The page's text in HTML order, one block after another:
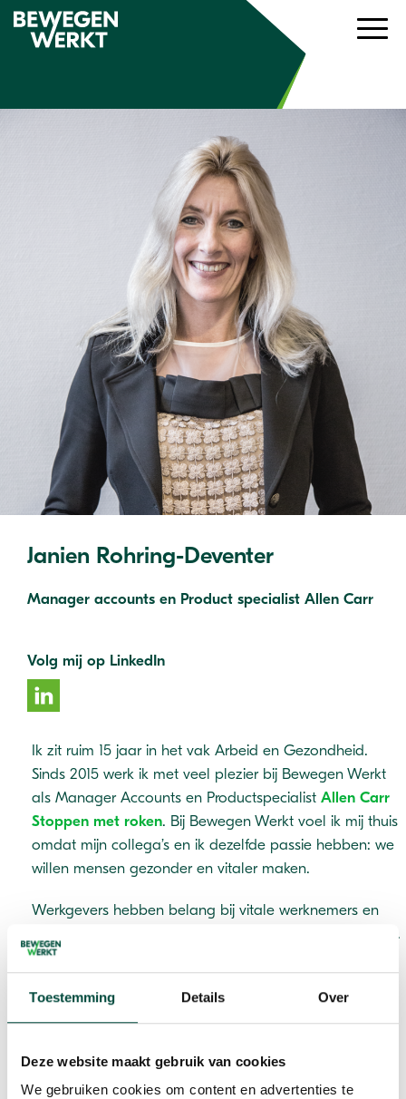
Toestemming Details Over
Deze website maakt gebruik van cookies
We gebruiken cookies om content en advertenties te
Janien Rohring-Deventer
Manager accounts en Product specialist Allen Carr
Volg mij op LinkedIn
Ik zit ruim 15 jaar in het vak Arbeid en Gezondheid.
Sinds 2015 werk ik met veel plezier bij Bewegen Werkt
als Manager Accounts en Productspecialist Allen Carr
Stoppen met roken. Bij Bewegen Werkt voel ik mij thuis
omdat mijn collega’s en ik dezelfde passie hebben: we
willen mensen gezonder en vitaler maken.
Werkgevers hebben belang bij vitale werknemers en
werknemers willen gezond en vitaal hun werk uitvoeren.
Bewegen Werkt heeft alles in huis om samen met
complete dienstverlening, de voldoening van een mooi
project en de intrinsieke motivatie die in onze hele